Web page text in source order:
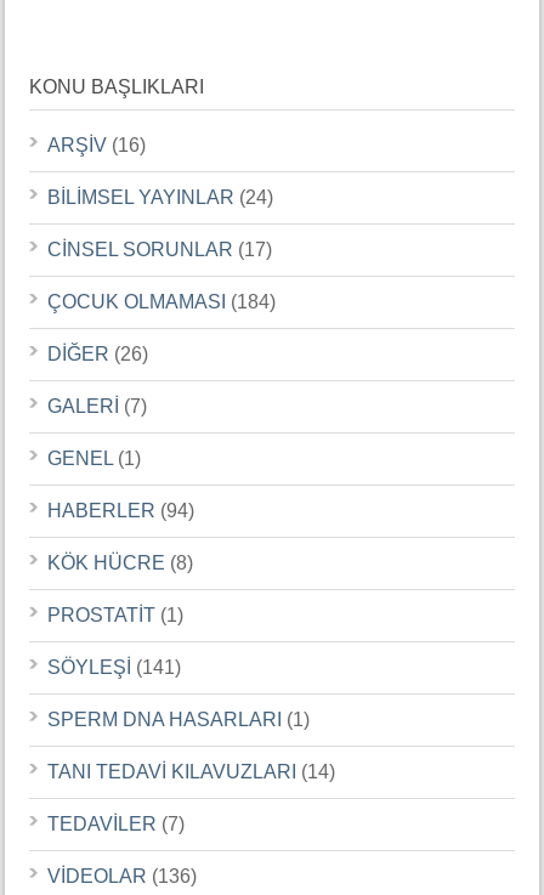
KONU BAŞLIKLARI
ARŞİV (16)
BİLİMSEL YAYINLAR (24)
CİNSEL SORUNLAR (17)
ÇOCUK OLMAMASI (184)
DİĞER (26)
GALERİ (7)
GENEL (1)
HABERLER (94)
KÖK HÜCRE (8)
PROSTATİT (1)
SÖYLEŞİ (141)
SPERM DNA HASARLARI (1)
TANI TEDAVİ KILAVUZLARI (14)
TEDAVİLER (7)
VİDEOLAR (136)